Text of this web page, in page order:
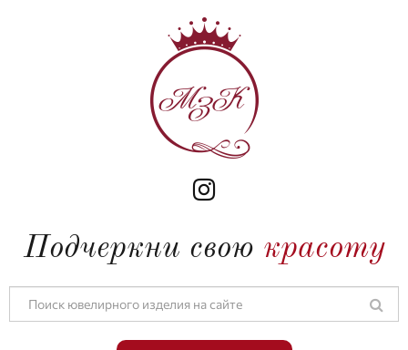
Подчеркни свою красоту